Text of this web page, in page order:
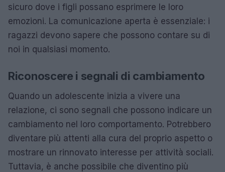
sicuro dove i figli possano esprimere le loro
emozioni. La comunicazione aperta è essenziale: i
ragazzi devono sapere che possono contare su di
noi in qualsiasi momento.
Riconoscere i segnali di cambiamento
Quando un adolescente inizia a vivere una
relazione, ci sono segnali che possono indicare un
cambiamento nel loro comportamento. Potrebbero
diventare più attenti alla cura del proprio aspetto o
mostrare un rinnovato interesse per attività sociali.
Tuttavia, è anche possibile che diventino più